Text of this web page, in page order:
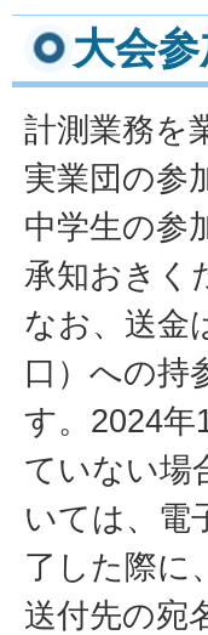
大会
計測業務を
実業団の参
中学生の参
承知おきく
なお、送金
口）への持
す。2024年
ていない場
いては、電
了した際に
送付先の宛